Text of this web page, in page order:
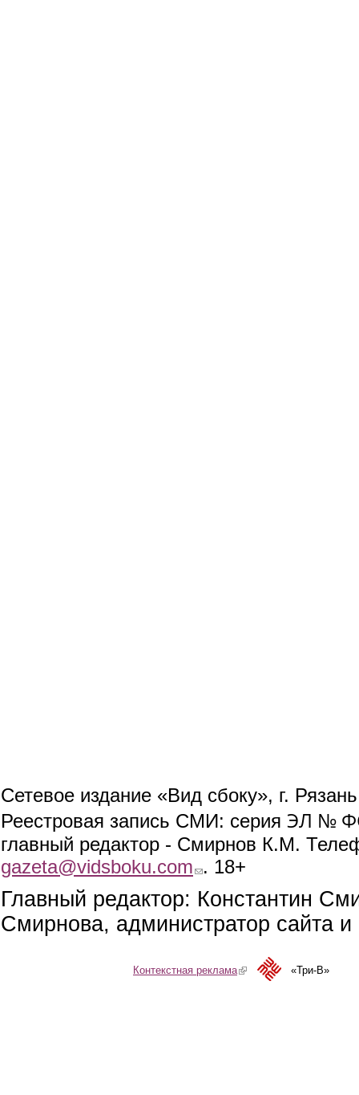
Сетевое издание «Вид сбоку», г.
Реестровая запись СМИ: серия ЭЛ №
главный редактор - Смирнов К.М.
gazeta@vidsboku.com (link sends e-mail)
. 18+
Главный редактор: Константин
Смирнова, администратор сайта
Контекстная реклама(link is external)«Три-В»